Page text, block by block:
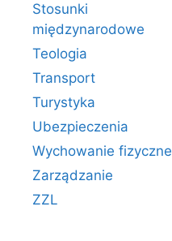
Stosunki
międzynarodowe
Teologia
Transport
Turystyka
Ubezpieczenia
Wychowanie fizyczne
Zarządzanie
ZZL